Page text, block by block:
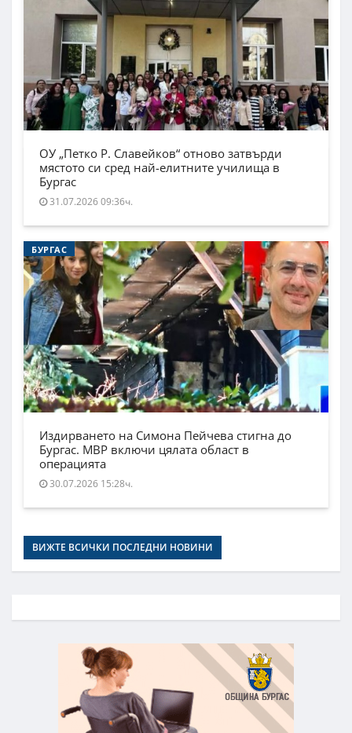
ОУ „Петко Р. Славейков“ отново затвърди
мястото си сред най-елитните училища в
Бургас
31.07.2026 09:36ч.
БУРГАС
Издирването на Симона Пейчева стигна до
Бургас. МВР включи цялата област в
операцията
30.07.2026 15:28ч.
ВИЖТЕ ВСИЧКИ ПОСЛЕДНИ НОВИНИ